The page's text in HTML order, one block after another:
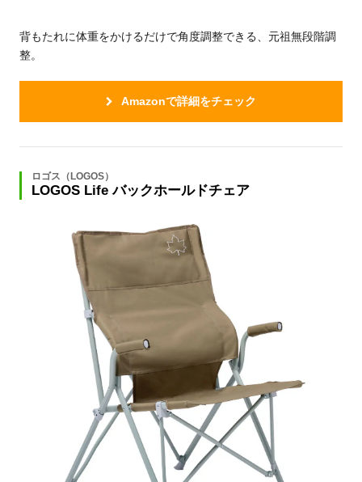
背もたれに体重をかけるだけで角度調整できる、元祖無段階調
整。
Amazonで詳細をチェック
ロゴス（LOGOS）
LOGOS Life バックホールドチェア